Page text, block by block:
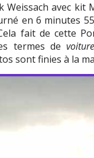
Weissach avec kit
en 6 minutes
fait de cette
termes de
sont finies à la